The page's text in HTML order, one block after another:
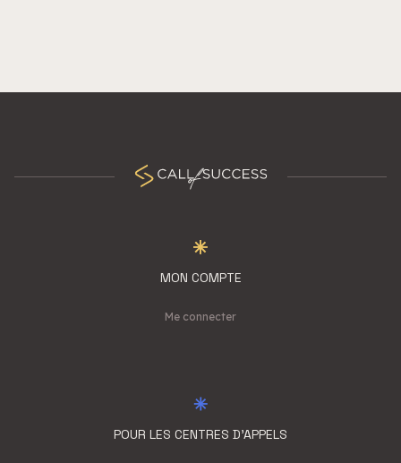
MON COMPTE
Me connecter
POUR LES CENTRES D'APPELS